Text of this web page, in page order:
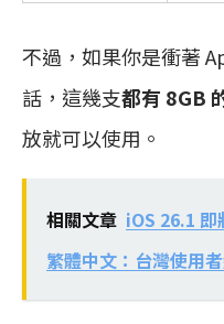
不過，如果你是衝著
話，這幾支都有 8GB
放就可以使用。
相關文章 iOS 26.1
繁體中文：台灣使用